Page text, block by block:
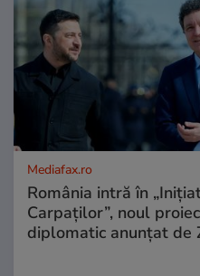
Mediafax.ro
România intră în
Carpaților”, noul
diplomatic anunțat de